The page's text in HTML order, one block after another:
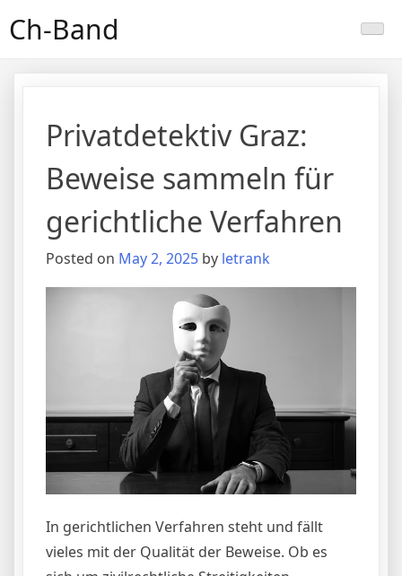
toCh-Band
Privatdetektiv Graz:
Beweise sammeln für
gerichtliche Verfahren
Posted on May 2, 2025 by letrank
In gerichtlichen Verfahren steht und fällt
vieles mit der Qualität der Beweise. Ob es